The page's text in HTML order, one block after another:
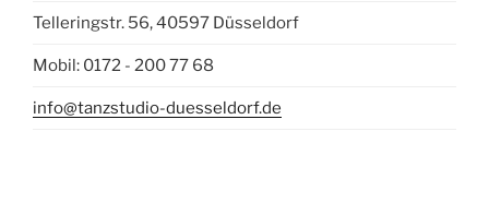
Telleringstr. 56, 40597 Düsseldorf
Mobil: 0172 - 200 77 68
info@tanzstudio-duesseldorf.de